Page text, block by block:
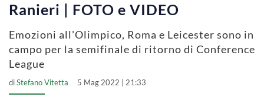
Ranieri | FOTO e VIDEO
Emozioni all'Olimpico, Roma e Leicester sono in
campo per la semifinale di ritorno di Conference
League
diStefano Vitetta 5 Mag 2022 | 21:33